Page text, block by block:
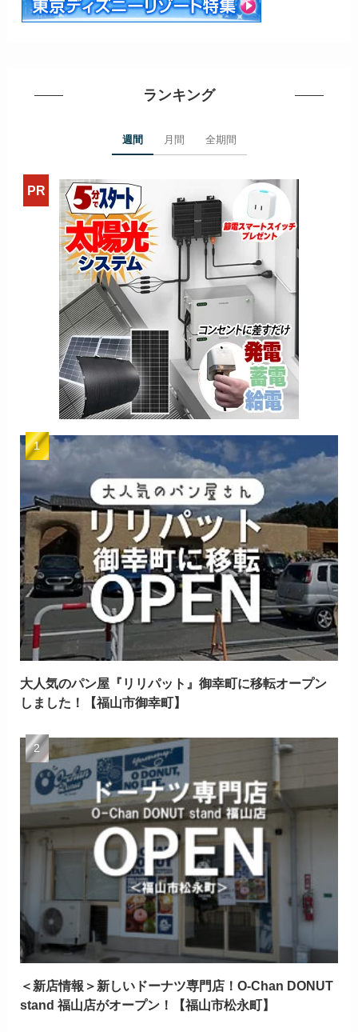
ランキング
週間 月間 全期間
大人気のパン屋『リリパット』御幸町に移転オープン
しました！【福山市御幸町】
＜新店情報＞新しいドーナツ専門店！O-Chan DONUT
stand 福山店がオープン！【福山市松永町】